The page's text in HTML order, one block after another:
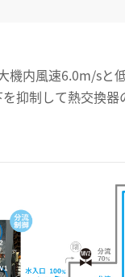
機内風速6.0m/s
抑制して熱交